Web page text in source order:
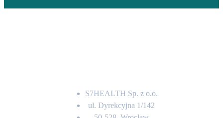
S7HEALTH Sp. z o.o.
ul. Dyrekcyjna 1/142